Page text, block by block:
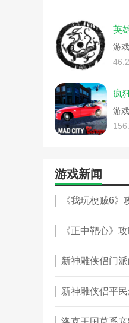
英
游
游
游戏新闻
《我玩梗贼6
《正中靶心》